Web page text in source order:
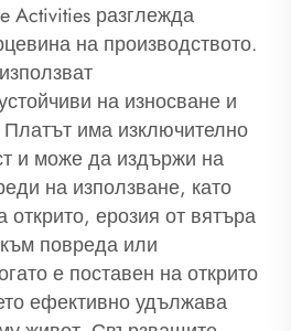
Activities разглежда
на производството.
на износване и
Платът има изключително
и може да издържи на
на използване, като
открито, ерозия от вятъра
повреда или
е поставен на открито
ефективно удължава